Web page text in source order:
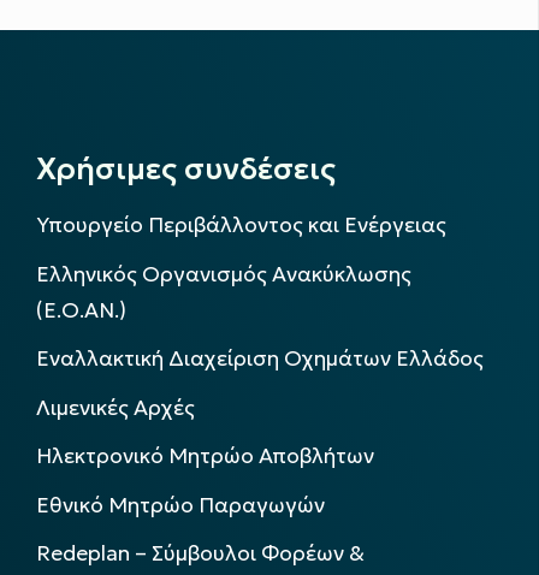
Χρήσιμες συνδέσεις
Υπουργείο Περιβάλλοντος και Ενέργειας
Ελληνικός Οργανισμός Ανακύκλωσης
(Ε.Ο.ΑΝ.)
Εναλλακτική Διαχείριση Οχημάτων Ελλάδος
Λιμενικές Αρχές
Ηλεκτρονικό Μητρώο Αποβλήτων
Εθνικό Μητρώο Παραγωγών
Redeplan – Σύμβουλοι Φορέων &